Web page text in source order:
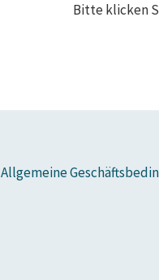
Bitte klicken
Allgemeine